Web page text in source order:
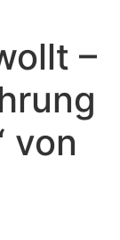
–
von